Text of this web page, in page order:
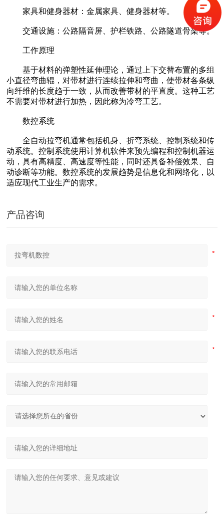
四辊卷板机生产厂家 20年新四轴卷圆机报价
隧道桥梁拱架弯拱机 液压对称式弯曲机
家具和健身器材：金属家具、健身器材等。
交通设施：公路隔音屏、护栏铁路、公路隧道骨架等。
工作原理
基于材料的弹塑性延伸理论，通过上下交替布置的多组
小直径弯曲辊，对带材进行连续拉伸和弯曲，使带材各条纵
向纤维的长度趋于一致，从而改善带材的平直度。这种工艺
不需要对带材进行加热，因此称为冷弯工艺。
数控系统
全自动拉弯机通常包括机身、折弯系统、控制系统和传
动系统。控制系统使用计算机软件来预先编程和控制机器运
动，具有高精度、高速度等性能，同时还具备补偿效果、自
动诊断等功能。数控系统的发展趋势是信息化和网络化，以
适应现代工业生产的需求。
产品咨询